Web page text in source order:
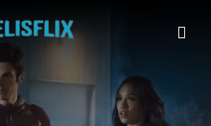
TODAS LAS PELÍCULAS